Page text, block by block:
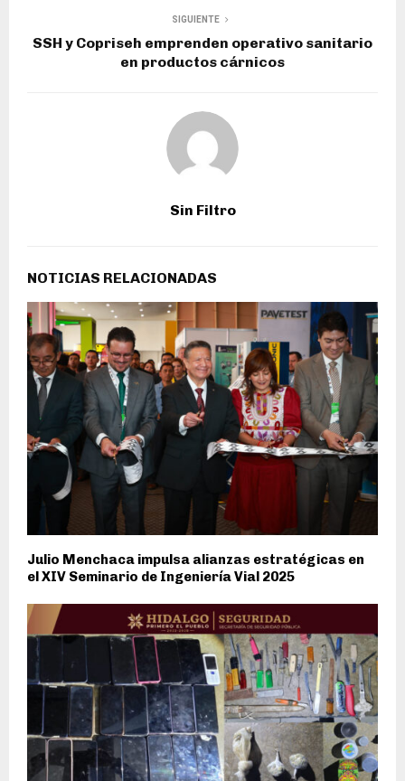
SIGUIENTE
SSH y Copriseh emprenden operativo sanitario
en productos cárnicos
Sin Filtro
NOTICIAS RELACIONADAS
Julio Menchaca impulsa alianzas estratégicas en
el XIV Seminario de Ingeniería Vial 2025